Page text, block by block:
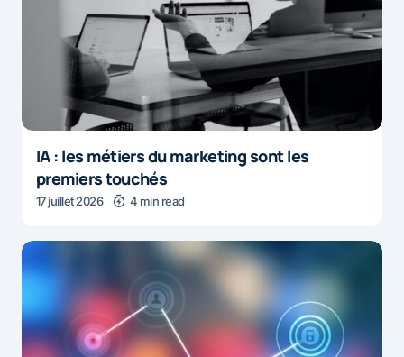
IA : les métiers du marketing sont les
premiers touchés
17 juillet 2026 4 min read